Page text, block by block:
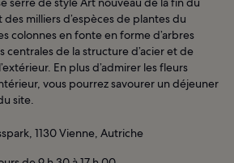
milliers d’espèces de plantes du
colonnes en fonte en forme d’arbres
centrales de la structure d’acier et de
En plus d’admirer les fleurs
vous pourrez savourer un déjeuner
site.
1130 Vienne, Autriche